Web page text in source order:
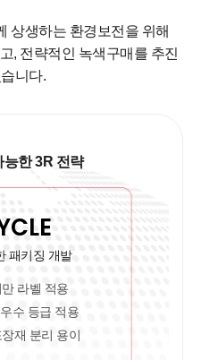
상생하는 환경보전을 위해
, 전략적인 녹색구매를 추진
니다.
능한 3R 전략
패키징 개발
라벨 적용
수 등급 적용
재 분리 용이